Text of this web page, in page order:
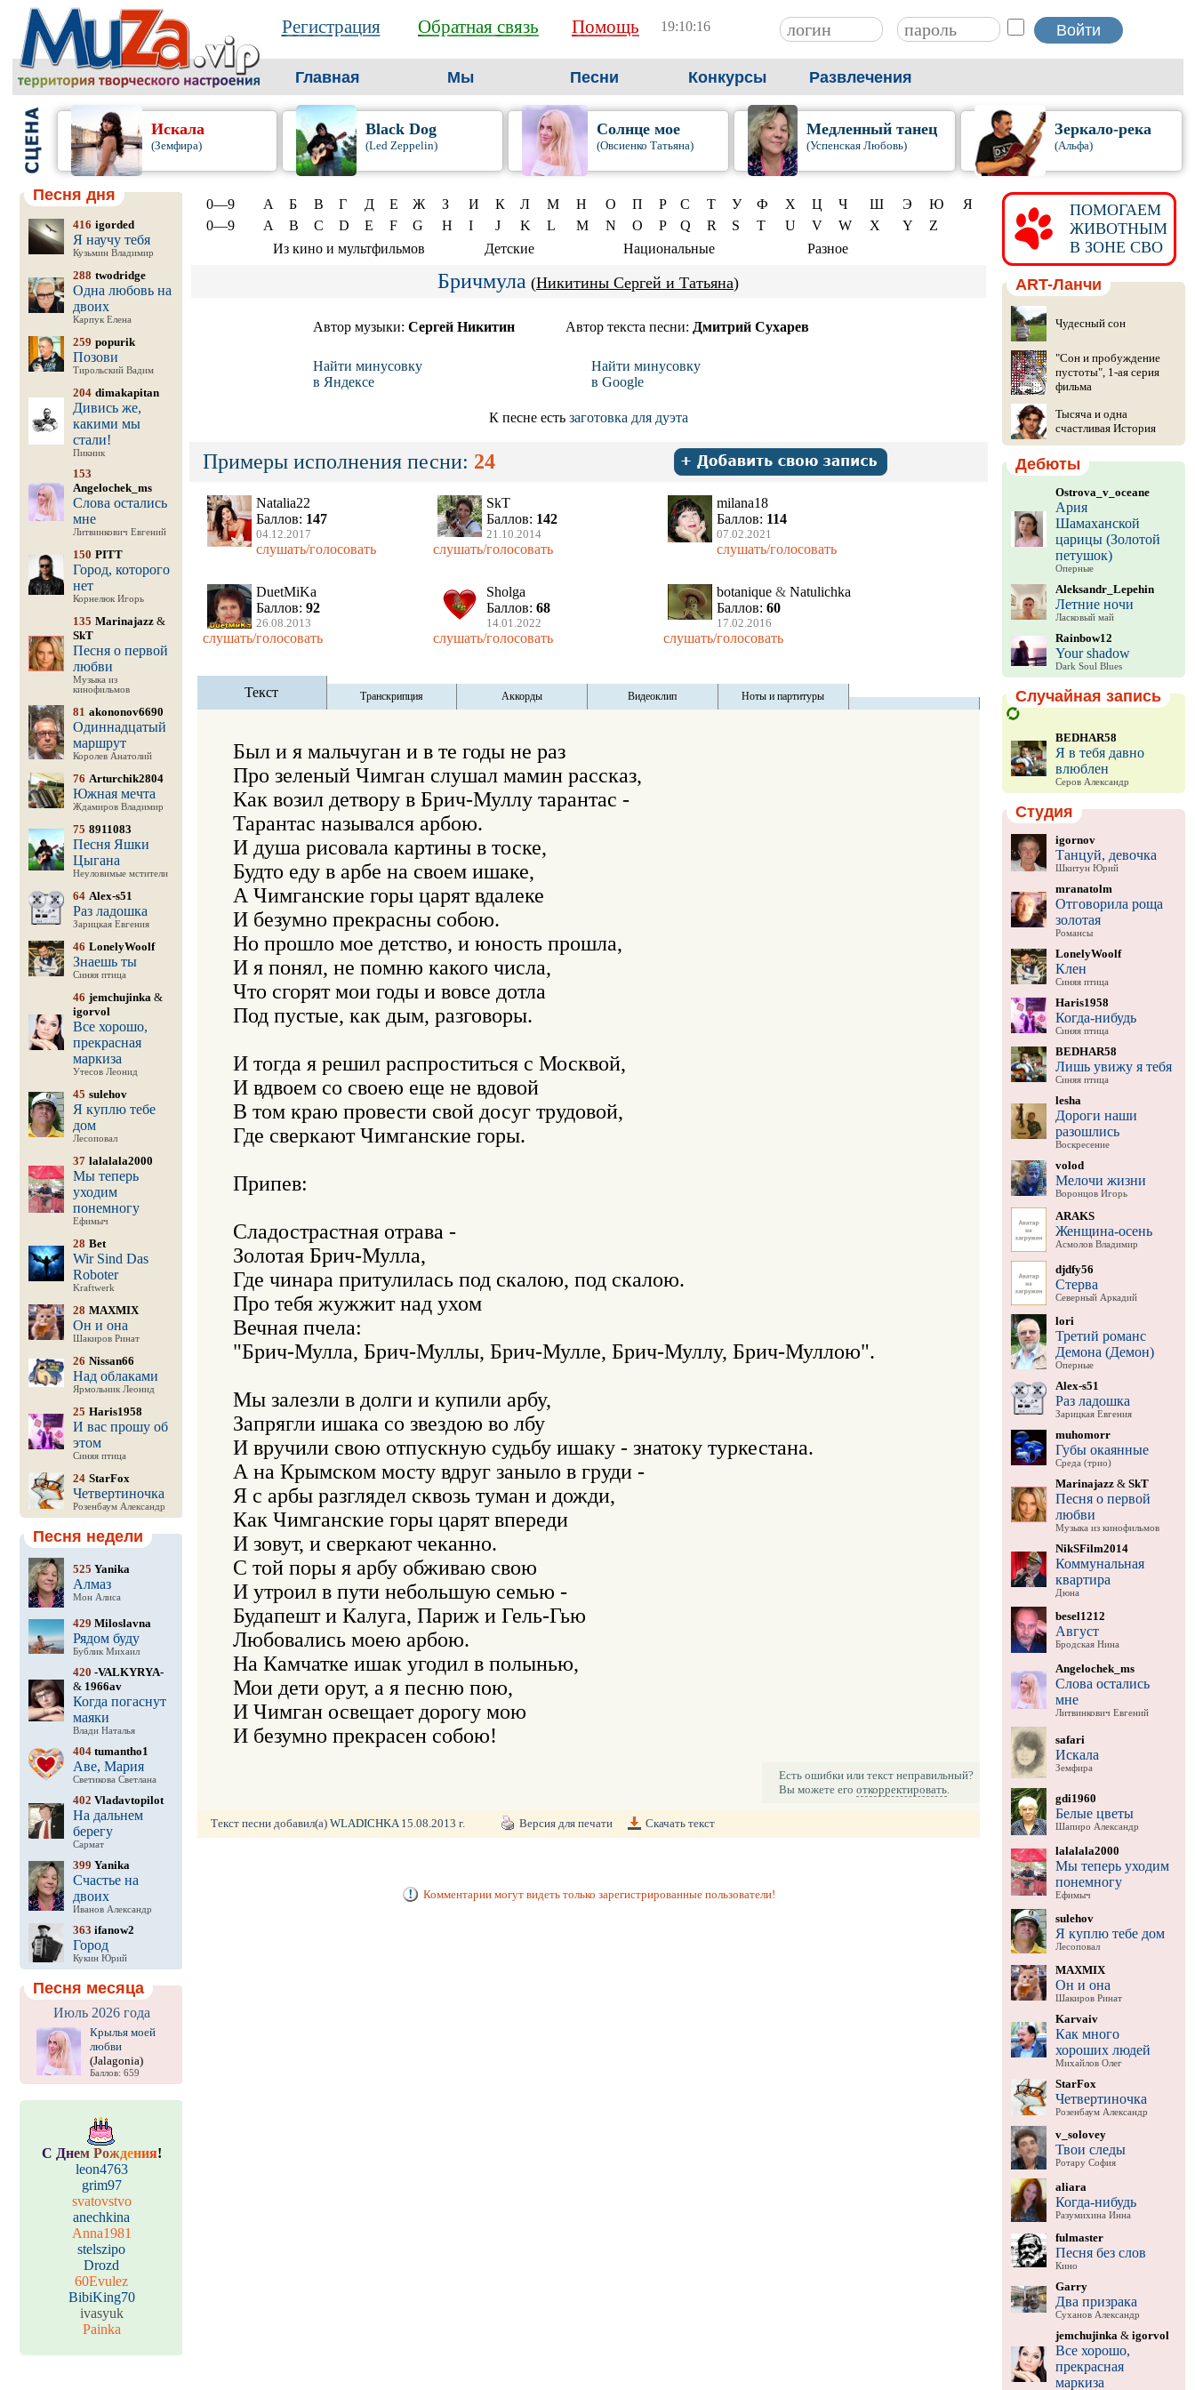
Регистрация Обратная связь Помощь 19:10:17
Главная Мы Песни Конкурсы Развлечения
Искала
(Земфира)
Black Dog
(Led Zeppelin)
Солнце мое
(Овсиенко Татьяна)
Медленный танец
(Успенская Любовь)
Зеркало-река
(Альфа)
Песня дня
416 igorded
Я научу тебя
Кузьмин Владимир
288 twodridge
Одна любовь на
двоих
Карпук Елена
259 popurik
Позови
Тирольский Вадим
204 dimakapitan
Дивись же,
какими мы
стали!
Пикник
153
Angelochek_ms
Слова остались
мне
Литвинкович Евгений
150 PITT
Город, которого
нет
Корнелюк Игорь
135 Marinajazz&
SkT
Песня о первой
любви
Музыка из
кинофильмов
81 akononov6690
Одиннадцатый
маршрут
Королев Анатолий
76 Arturchik2804
Южная мечта
Ждамиров Владимир
75 8911083
Песня Яшки
Цыгана
Неуловимые мстители
64 Alex-s51
Раз ладошка
Зарицкая Евгения
46 LonelyWoolf
Знаешь ты
Синяя птица
46 jemchujinka&
igorvol
Все хорошо,
прекрасная
маркиза
Утесов Леонид
45 sulehov
Я куплю тебе
дом
Лесоповал
37 lalalala2000
Мы теперь
уходим
понемногу
Ефимыч
28 Bet
Wir Sind Das
Roboter
Kraftwerk
28 MAXMIX
Он и она
Шакиров Ринат
26 Nissan66
Над облаками
Ярмольник Леонид
25 Haris1958
И вас прошу об
этом
Синяя птица
24 StarFox
Четвертиночка
Розенбаум Александр
Песня недели
525 Yanika
Алмаз
Мон Алиса
429 Miloslavna
Рядом буду
Бублик Михаил
420 -VALKYRYA-
& 1966av
Когда погаснут
маяки
Влади Наталья
404tumantho1
Аве, Мария
Светикова Светлана
402 Vladavtopilot
На дальнем
берегу
Сармат
399 Yanika
Счастье на
двоих
Иванов Александр
363 ifanow2
Город
Кукин Юрий
Песня месяца
Июль 2026 года
Крылья моей
любви
(Jalagonia)
Баллов: 659
С Днем Рождения!
leon4763
grim97
svatovstvo
anechkina
Anna1981
stelszipo
Drozd
60Evulez
BibiKing70
ivasyuk
Painka
0—9 А Б В Г Д Е Ж З И К Л М Н О П Р С Т У Ф Х Ц Ч Ш Э Ю
Я
0—9
A B C D E F G H I J K L M N O P Q R S T U V W X Y
Z
Из кино и мультфильмов
Детские Национальные Разное
Бричмула (Никитины Сергей и Татьяна)
Автор музыки: Сергей Никитин Автор текста песни: Дмитрий Сухарев
Найти минусовку
в Яндексе
Найти минусовку
в Google
К песне есть заготовка для дуэта
Примеры исполнения песни: 24
Natalia22
Баллов: 147
04.12.2017
слушать/голосовать
SkT
Баллов: 142
21.10.2014
слушать/голосовать
milana18
Баллов: 114
07.02.2021
слушать/голосовать
DuetMiKa
Баллов: 92
26.08.2013
слушать/голосовать
Sholga
Баллов: 68
14.01.2022
слушать/голосовать
botanique &Natulichka
Баллов: 60
17.02.2016
слушать/голосовать
Текст Транскрипция Аккорды Видеоклип Ноты и партитуры
Был и я мальчуган и в те годы не раз
Про зеленый Чимган слушал мамин рассказ,
Как возил детвору в Брич-Муллу тарантас -
Тарантас назывался арбою.
И душа рисовала картины в тоске,
Будто еду в арбе на своем ишаке,
А Чимганские горы царят вдалеке
И безумно прекрасны собою.
Но прошло мое детство, и юность прошла,
И я понял, не помню какого числа,
Что сгорят мои годы и вовсе дотла
Под пустые, как дым, разговоры.
И тогда я решил распроститься с Москвой,
И вдвоем со своею еще не вдовой
В том краю провести свой досуг трудовой,
Где сверкают Чимганские горы.
Припев:
Сладострастная отрава -
Золотая Брич-Мулла,
Где чинара притулилась под скалою, под скалою.
Про тебя жужжит над ухом
Вечная пчела:
"Брич-Мулла, Брич-Муллы, Брич-Мулле, Брич-Муллу, Брич-Муллою".
Мы залезли в долги и купили арбу,
Запрягли ишака со звездою во лбу
И вручили свою отпускную судьбу ишаку - знатоку туркестана.
А на Крымском мосту вдруг заныло в груди -
Я с арбы разглядел сквозь туман и дожди,
Как Чимганские горы царят впереди
И зовут, и сверкают чеканно.
С той поры я арбу обживаю свою
И утроил в пути небольшую семью -
Будапешт и Калуга, Париж и Гель-Гью
Любовались моею арбою.
На Камчатке ишак угодил в полынью,
Мои дети орут, а я песню пою,
И Чимган освещает дорогу мою
И безумно прекрасен собою!
Есть ошибки или текст неправильный?
Вы можете его откорректировать.
Текст песни добавил(а) WLADICHKA15.08.2013 г. Версия для печати Скачать текст
Комментарии могут видеть только зарегистрированные пользователи!
ПОМОГАЕМ
ЖИВОТНЫМ
В ЗОНЕ СВО
ART-Ланчи
Чудесный сон
"Сон и пробуждение
пустоты", 1-ая серия
фильма
Тысяча и одна
счастливая История
Дебюты
Ostrova_v_oceane
Ария
Шамаханской
царицы (Золотой
петушок)
Оперные
Aleksandr_Lepehin
Летние ночи
Ласковый май
Rainbow12
Your shadow
Dark Soul Blues
Случайная запись
BEDHAR58
Я в тебя давно
влюблен
Серов Александр
Студия
igornov
Танцуй, девочка
Шкитун Юрий
mranatolm
Отговорила роща
золотая
Романсы
LonelyWoolf
Клен
Синяя птица
Haris1958
Когда-нибудь
Синяя птица
BEDHAR58
Лишь увижу я тебя
Синяя птица
lesha
Дороги наши
разошлись
Воскресение
volod
Мелочи жизни
Воронцов Игорь
ARAKS
Женщина-осень
Асмолов Владимир
djdfy56
Стерва
Северный Аркадий
lori
Третий романс
Демона (Демон)
Оперные
Alex-s51
Раз ладошка
Зарицкая Евгения
muhomorr
Губы окаянные
Среда (трио)
Marinajazz& SkT
Песня о первой
любви
Музыка из кинофильмов
NikSFilm2014
Коммунальная
квартира
Дюна
besel1212
Август
Бродская Нина
Angelochek_ms
Слова остались
мне
Литвинкович Евгений
safari
Искала
Земфира
gdi1960
Белые цветы
Шапиро Александр
lalalala2000
Мы теперь уходим
понемногу
Ефимыч
sulehov
Я куплю тебе дом
Лесоповал
MAXMIX
Он и она
Шакиров Ринат
Karvaiv
Как много
хороших людей
Михайлов Олег
StarFox
Четвертиночка
Розенбаум Александр
v_solovey
Твои следы
Ротару София
aliara
Когда-нибудь
Разумихина Инна
fulmaster
Песня без слов
Кино
Garry
Два призрака
Суханов Александр
jemchujinka & igorvol
Все хорошо,
прекрасная
маркиза